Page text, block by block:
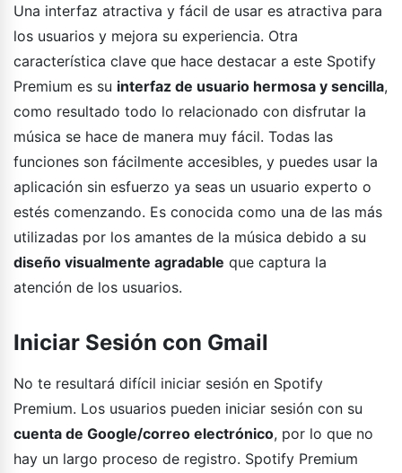
Una interfaz atractiva y fácil de usar es atractiva para
los usuarios y mejora su experiencia. Otra
característica clave que hace destacar a este Spotify
Premium es su interfaz de usuario hermosa y sencilla,
como resultado todo lo relacionado con disfrutar la
música se hace de manera muy fácil. Todas las
funciones son fácilmente accesibles, y puedes usar la
aplicación sin esfuerzo ya seas un usuario experto o
estés comenzando. Es conocida como una de las más
utilizadas por los amantes de la música debido a su
diseño visualmente agradable que captura la
atención de los usuarios.
Iniciar Sesión con Gmail
No te resultará difícil iniciar sesión en Spotify
Premium. Los usuarios pueden iniciar sesión con su
cuenta de Google/correo electrónico, por lo que no
hay un largo proceso de registro. Spotify Premium